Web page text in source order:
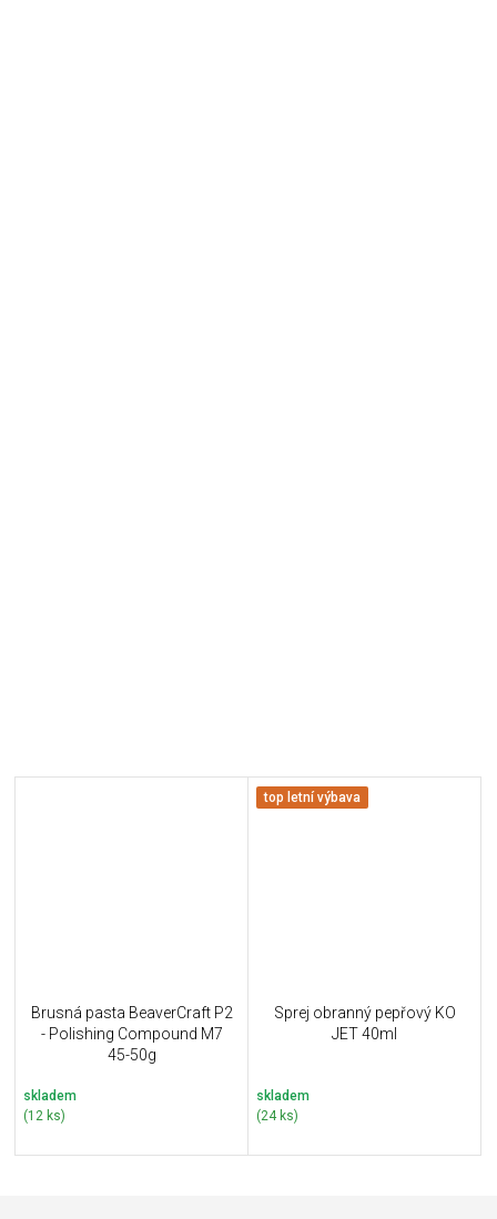
Brusná pasta BeaverCraft P2
- Polishing Compound M7
45-50g
skladem
(12 ks)
top letní výbava
Sprej obranný pepřový KO
JET 40ml
skladem
(24 ks)